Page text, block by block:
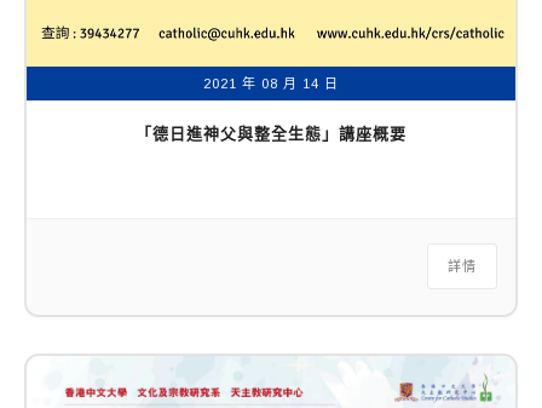
2021 年 08 月 14 日
「德日進神父與整全生態」講座概要
詳情